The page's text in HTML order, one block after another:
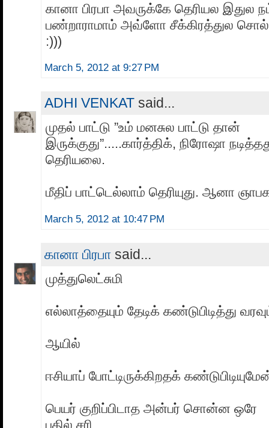
கானா பிரபா அவருக்கே தெரியல இதுல
பண்றாராமாம் அவ்ளோ சீக்கிரத்துல
:)))
March 5, 2012 at 9:27 PM
ADHI VENKAT said...
முதல் பாட்டு ”உம் மனசுல பாட்டு தான்
இருக்குது”.....கார்த்திக், நிரோஷா
தெரியலை.
மீதிப் பாட்டெல்லாம் தெரியுது. ஆனா
March 5, 2012 at 10:47 PM
கானா பிரபா said...
முத்துலெட்சுமி
எல்லாத்தையும் தேடிக் கண்டுபிடித்து
ஆயில்
ஈசியாப் போட்டிருக்கிறதக்
பெயர் குறிப்பிடாத அன்பர் சொன்ன ஒரே
பதில் சரி